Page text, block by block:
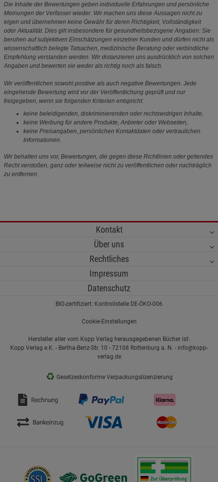
Die Inhalte der Bewertungen geben individuelle Erfahrungen und persönliche
Meinungen der Verfasser wieder. Wir machen uns diese Aussagen nicht zu
eigen und übernehmen keine Gewähr für deren Richtigkeit, Vollständigkeit
oder Aktualität. Dies gilt insbesondere für gesundheitsbezogene Angaben: Sie
beruhen auf subjektiven Einschätzungen einzelner Kunden und dürfen nicht als
wissenschaftlich belegte Tatsachen, medizinische Beratung oder verbindliche
Empfehlung verstanden werden. Wir distanzieren uns ausdrücklich von solchen
Angaben und bewerten sie weder als richtig noch als falsch.
Wir veröffentlichen sowohl positive als auch negative Bewertungen. Jede
eingehende Bewertung wird vor der Veröffentlichung geprüft und nur
freigegeben, wenn sie folgenden Kriterien entspricht:
keine beleidigenden, diskriminierenden oder rechtswidrigen Inhalte,
keine Werbung für andere Produkte, Anbieter oder Webseiten,
keine Preisangaben, persönlichen Kontaktdaten oder vertraulichen
Informationen.
Wir behalten uns vor, Bewertungen, die gegen diese Richtlinien oder geltendes
Recht verstoßen, ganz oder teilweise nicht zu veröffentlichen oder nachträglich
zu entfernen.
Kontakt
Über uns
Rechtliches
Impressum
Datenschutz
BIO-zertifiziert: Kontrollstelle DE-ÖKO-006
Cookie-Einstellungen
Hersteller aller vom Kopp Verlag herausgegebenen Bücher ist:
Kopp Verlag e.K. - Bertha-Benz-Str. 10 - 72108 Rottenburg a. N. - info@kopp-
verlag.de
♻ Gesetzeskonforme Verpackungslizenzierung